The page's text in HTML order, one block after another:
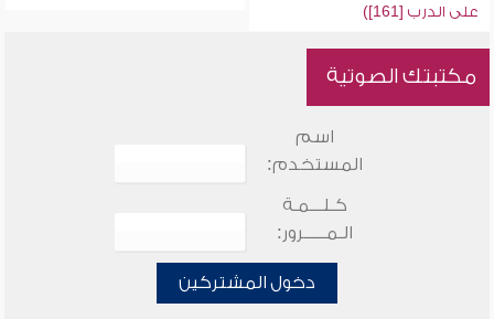
على الدرب [161])
مكتبتك الصوتية
اسم
المستخدم:
كـلـــمـة
الـمـــــرور:
دخول المشتركين